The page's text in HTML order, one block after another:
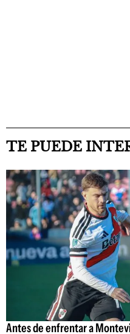
TE PUEDE
Antes de enfrentar a